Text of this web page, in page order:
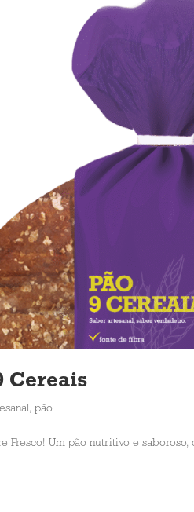
Cereais
,pão
Fresco! Um pão nutritivo e